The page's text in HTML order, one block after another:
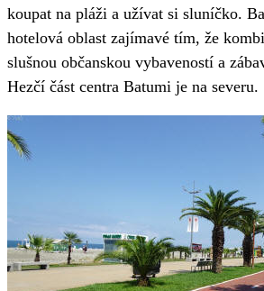
koupat na pláži a užívat si sluníčko.
hotelová oblast zajímavé tím, že
slušnou občanskou vybaveností a
Hezčí část centra Batumi je na severu.